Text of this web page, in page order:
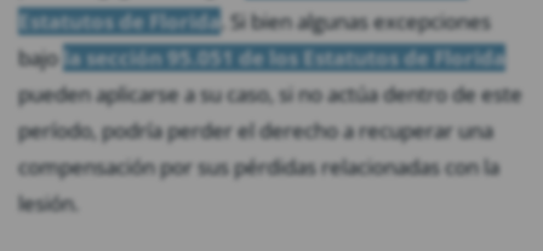
Estatutos de Florida . Si bien algunas excepciones
bajo la sección 95.051 de los Estatutos de Florida
pueden aplicarse a su caso, si no actúa dentro de este
período, podría perder el derecho a recuperar una
compensación por sus pérdidas relacionadas con la
lesión.